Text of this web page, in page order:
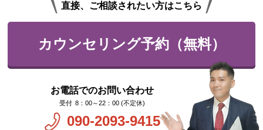
直接、ご相談されたい方はこちら
カウンセリング予約（無料）
お電話でのお問い合わせ
8：00～22：00 (不定休)
090-2093-9415